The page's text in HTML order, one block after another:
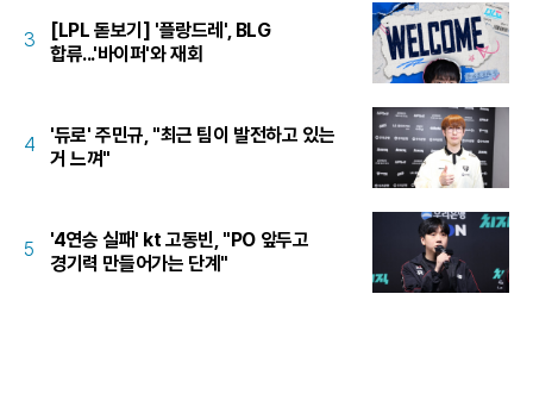
3
[LPL 돋보기] '플랑드레', BLG
합류...'바이퍼'와 재회
4
'듀로' 주민규, "최근 팀이 발전하고 있는
거 느껴"
5
'4연승 실패' kt 고동빈, "PO 앞두고
경기력 만들어가는 단계"